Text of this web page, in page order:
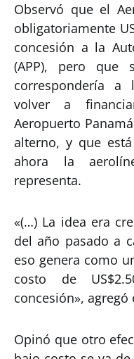
Observó que el
obligatoriamente
concesión a la
(APP), pero que
correspondería a
volver a
Aeropuerto
alterno, y que
ahora la
representa.
«(…) La idea era
del año pasado a
eso genera como
costo de
concesión», agregó
Opinó que otro